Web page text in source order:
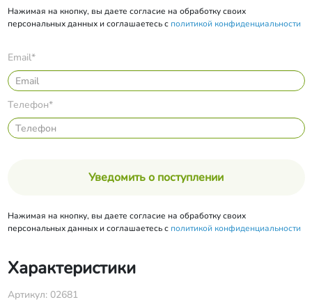
Нажимая на кнопку, вы даете согласие на обработку своих
персональных данных и соглашаетесь с политикой конфиденциальности
Email*
Телефон*
Уведомить о поступлении
Нажимая на кнопку, вы даете согласие на обработку своих
персональных данных и соглашаетесь с политикой конфиденциальности
Характеристики
Артикул: 02681